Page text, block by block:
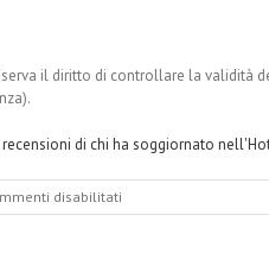
il diritto di controllare la validità
recensioni di chi ha soggiornato
disabilitati
Hotel